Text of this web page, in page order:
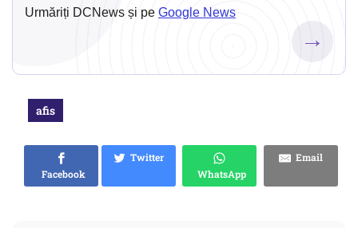
Urmăriți DCNews și pe Google News
→
afis
Facebook
Twitter
WhatsApp
Email